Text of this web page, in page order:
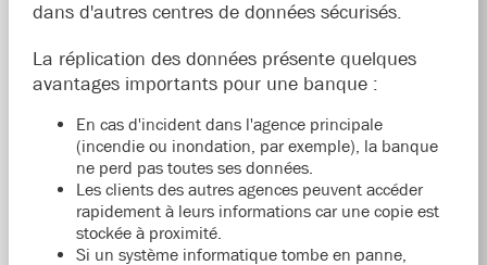
dans d'autres centres de données sécurisés.
La réplication des données présente quelques
avantages importants pour une banque :
En cas d'incident dans l'agence principale
(incendie ou inondation, par exemple), la banque
ne perd pas toutes ses données.
Les clients des autres agences peuvent accéder
rapidement à leurs informations car une copie est
stockée à proximité.
Si un système informatique tombe en panne,